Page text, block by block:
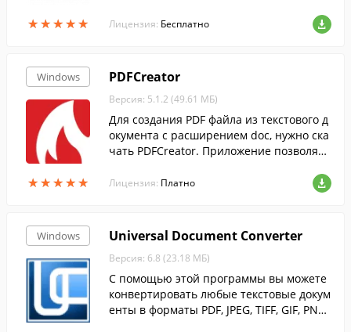
★★★★★
★★★★★ Лицензия: Бесплатно
Windows
★★★★★
★★★★★
PDFCreator
Версия: 5.1.2 (49.61 МБ)
Для создания PDF файла из текстового д
окумента с расширением doc, нужно ска
чать PDFCreator. Приложение позволяет
орде или Блокноте без конвертеров.
Лицензия: Платно
Windows Universal Document Converter
Версия: 6.8 (23.18 МБ)
С помощью этой программы вы можете
конвертировать любые текстовые докум
енты в форматы PDF, JPEG, TIFF, GIF, PNG